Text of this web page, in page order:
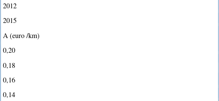
2012
2015
A (euro /km)
0,20
0,18
0,16
0,14